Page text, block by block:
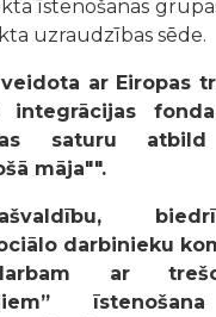
īstenošanas
uzraudzības sēde.
ar Eiropas
integrācijas
saturu atbild
māja"".
darbinieku
ar